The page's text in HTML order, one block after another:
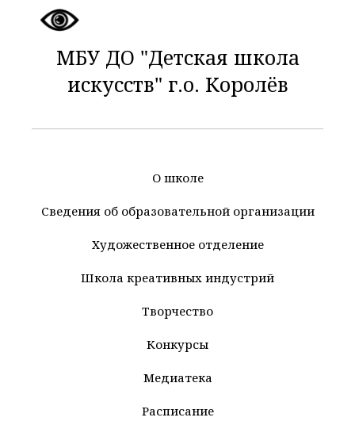
МБУ ДО "Детская школа
искусств" г.о. Королёв
О школе
Сведения об образовательной организации
Художественное отделение
Школа креативных индустрий
Творчество
Конкурсы
Медиатека
Расписание